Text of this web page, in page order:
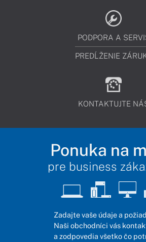
PODPORA A
PREDĹŽENIE
KONTAKTUJTE
Ponuka na
pre business
Zadajte vaše údaje a
Naši obchodníci vás
a zodpovedia všetko čo